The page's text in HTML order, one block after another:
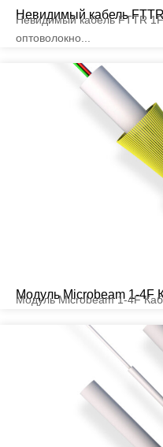
Невидимый кабель
Невидимый кабель FTTR
оптоволокно...
Модуль Microbeam 1-4F
Модуль Microbeam 1-4F